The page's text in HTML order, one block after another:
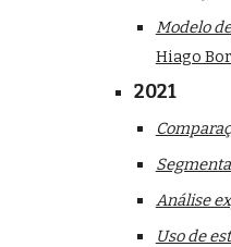
Modelo
Hiago
2021
Análise
Uso de